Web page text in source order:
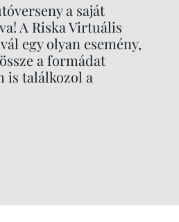
a saját
A Riska Virtuális
egy olyan esemény,
a formádat
is találkozol a